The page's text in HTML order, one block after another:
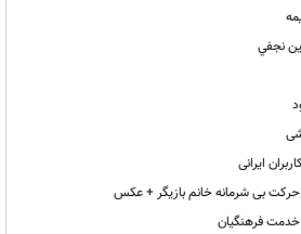
نجفي
بی شرمانه خانم بازیگر + عکس